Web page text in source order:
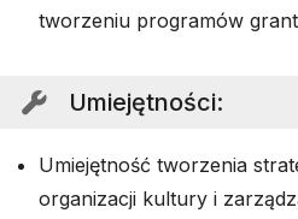
tworzeniu programów
Umiejętności:
Umiejętność tworzenia
organizacji kultury i